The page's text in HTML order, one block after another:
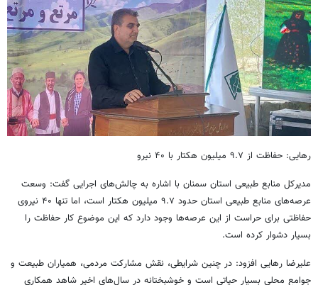
رهایی: حفاظت از ۹.۷ میلیون هکتار با ۴۰ نیرو
مدیرکل منابع طبیعی استان سمنان با اشاره به چالش‌های اجرایی گفت: وسعت
عرصه‌های منابع طبیعی استان حدود ۹.۷ میلیون هکتار است، اما تنها ۴۰ نیروی
حفاظتی برای حراست از این عرصه‌ها وجود دارد که این موضوع کار حفاظت را
بسیار دشوار کرده است.
علیرضا رهایی افزود: در چنین شرایطی، نقش مشارکت مردمی، همیاران طبیعت و
جوامع محلی بسیار حیاتی است و خوشبختانه در سال‌های اخیر شاهد همکاری